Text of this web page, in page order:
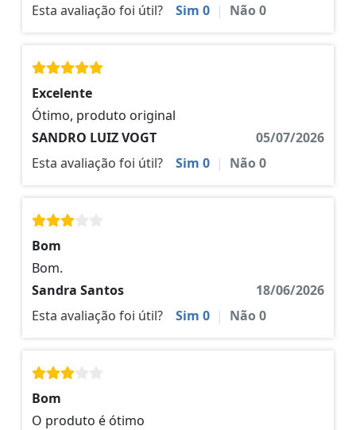
Esta avaliação foi útil?
Sim 0 | Não0
Excelente
Ótimo, produto original
SANDRO LUIZ VOGT
05/07/2026
Esta avaliação foi útil?
Sim 0 | Não0
Bom
Bom.
Sandra Santos
18/06/2026
Esta avaliação foi útil?
Sim 0 | Não0
Bom
O produto é ótimo